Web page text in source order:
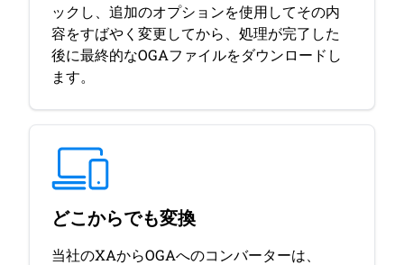
ックし、追加のオプションを使用してその内
容をすばやく変更してから、処理が完了した
後に最終的なOGAファイルをダウンロードし
ます。
どこからでも変換
当社のXAからOGAへのコンバーターは、